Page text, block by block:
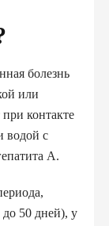
болезнь
или
контакте
водой с
А.
до 50 дней), у